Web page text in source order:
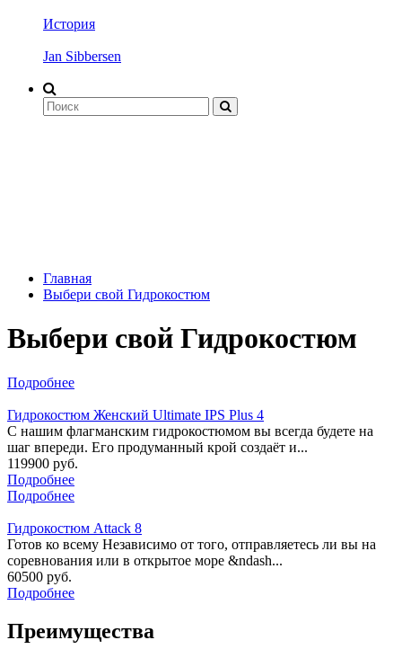
История
Jan Sibbersen
Главная
Выбери свой Гидрокостюм
Выбери свой Гидрокостюм
Подробнее
Гидрокостюм Женский Ultimate IPS Plus 4
С нашим флагманским гидрокостюмом вы всегда будете на
шаг впереди. Его продуманный крой создаёт и...
119900 руб.
Подробнее
Подробнее
Гидрокостюм Attack 8
Готов ко всему Независимо от того, отправляетесь ли вы на
соревнования или в открытое море &ndash...
60500 руб.
Подробнее
Преимущества